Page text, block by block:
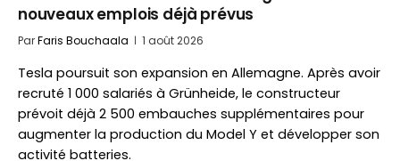
nouveaux emplois déjà prévus
ParFaris Bouchaala 1 août 2026
Tesla poursuit son expansion en Allemagne. Après avoir
recruté 1 000 salariés à Grünheide, le constructeur
prévoit déjà 2 500 embauches supplémentaires pour
augmenter la production du Model Y et développer son
activité batteries.